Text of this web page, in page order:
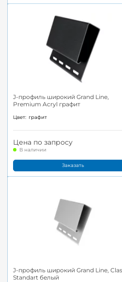
J-профиль широкий Grand Line,
Premium Acryl графит
Цвет: графит
Цена по запросу
В наличии
Заказать
J-профиль широкий Grand Line,
Standart белый